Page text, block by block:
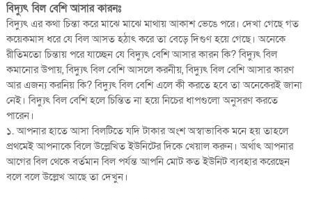
বিদ্যুৎ বিল বেশি আসার কারনঃ
বিদ্যুৎ এর কথা চিন্তা করে মাঝে মাঝে মাথায় আকাশ ভেঙে পরে। দেখা গেছে গত
কয়েকমাস ধরে যে বিল আসত হঠাৎ করে তা বেড়ে দিগুণ হয়ে গেছে। অনেকে
রীতিমতো চিন্তায় পরে যাচ্ছেন যে বিদ্যুৎ বেশি আসার কারন কি? বিদ্যুৎ বিল
কমানোর উপায়, বিদ্যুৎ বিল বেশি আসলে করনীয়, বিদ্যুৎ বিল বেশি আসার কারণ
আর এজন্য করনিয় কি? বিদ্যুৎ বিল বেশি এলে কী করতে হবে তা অনেকেরই জানা
নেই। বিদ্যুৎ বিল বেশি হলে চিন্তিত না হয়ে নিচের ধাপগুলো অনুসরণ করতে
পারেন।
১. আপনার হাতে আসা বিলটিতে যদি টাকার অংশ অস্বাভাবিক মনে হয় তাহলে
প্রথমেই আপনাকে বিলে উল্লেখিত ইউনিটের দিকে খেয়াল করুন। অর্থাৎ আপনার
আগের বিল থেকে বর্তমান বিল পর্যন্ত আপনি মোট কত ইউনিট ব্যবহার করেছেন
বলে বলে উল্লেখ আছে তা দেখুন।